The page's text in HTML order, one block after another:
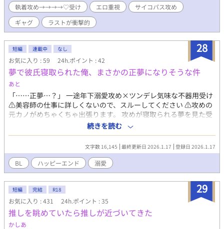
能性のが高くないですか？」 「生存率八割のデスゲームかあ」
「ぐっだぐだですね」 ＊こんな表紙だけど９割ギャグです ＊ど執
着攻め ＊清水さん(脇役)がいい仕事をしてくれる ＊第13回ＢＬ大
ました♡
執着攻め→→→→♡受け
エロ重視
サイコパス攻め
ギャグ
ラストが衝撃的
28
短編 連載中 なし
お気に入り : 59 24h.ポイント : 42
夢で彼氏寝取られた俺、まさかの正夢になりそうな件
あと
「……正夢…？」 一途年下溺愛攻め×ツンデレ気味な不器用受け
⚠️美容師の仕事に詳しくないので、スルーしてください ⚠️攻めの
元カノがめちゃくちゃ出張ります。 攻めが寝取られる夢を見た受
け。朝起きて安心するも、まるで正夢のように、夢の通りの事態
が発生する…？ 攻め:鮫島友喜 受け:不破響 ひよったら消しま
す。 誤字脱字はサイレント修正します。 また、内容もサイレン
ト修正する時もあります。 定期的にタグも整理します。 批判・
中傷コメントはお控えください。 見つけ次第削除いたします。
続きを読む
文字数 16,145 最終更新日 2026.1.17 登録日 2026.1.17
BL ハッピーエンド 溺愛
29
短編 完結 R18
お気に入り : 431 24h.ポイント : 35
推しを眺めていたら推しが近づいてきた
かしあ